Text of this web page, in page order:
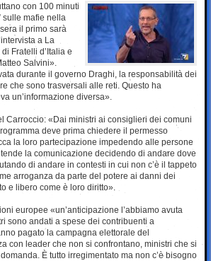
con 100 minuti
sulle mafie nella
il primo sarà
a La
Fratelli d’Italia e
Salvini».
durante il governo Draghi, la responsabilità dei
che sono trasversali alle reti. Questo ha
un’informazione diversa».
Carroccio: «Dai ministri ai consiglieri dei comuni
deve prima chiedere il permesso
la loro partecipazione impedendo alle persone
la comunicazione decidendo di andare dove
di andare in contesti in cui non c’è il tappeto
arroganza da parte del potere ai danni dei
e libero come è loro diritto».
europee «un’anticipazione l’abbiamo avuta
sono andati a spese dei contribuenti a
pagato la campagna elettorale del
con leader che non si confrontano, ministri che si
È tutto irregimentato ma non c’è bisogno